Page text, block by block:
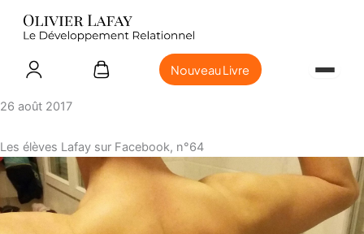
Nouveau Livre
26 août 2017
Les élèves Lafay sur Facebook, n°64